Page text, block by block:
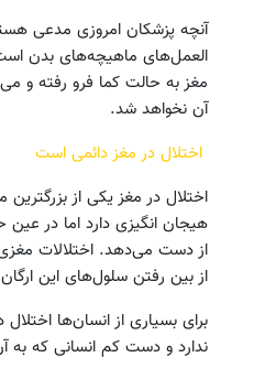
آنچه پزشکان امروزی مدعی
العمل‌های ماهیچه‌های بدن
آن نخواهد شد.
اختلال در مغز دائمی است
اختلال در مغز یکی از
هیجان انگیزی دارد اما در
از دست می‌دهد. اختلالات
از بین رفتن سلول‌های این
برای بسیاری از انسان‌ها
ندارد و دست کم انسانی که به